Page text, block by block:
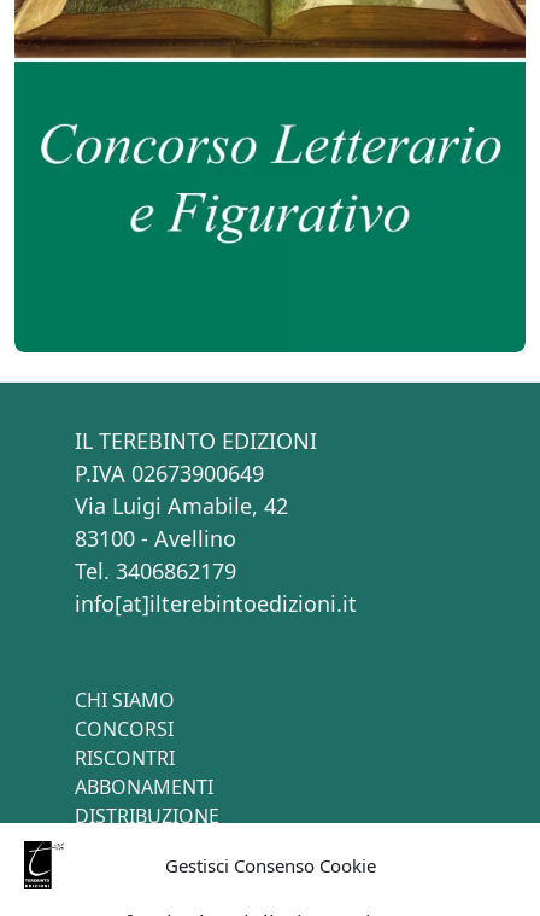
Gestisci Consenso Cookie
IL TEREBINTO EDIZIONI
P.IVA 02673900649
Via Luigi Amabile, 42
83100 - Avellino
Tel. 3406862179
info[at]ilterebintoedizioni.it
CHI SIAMO
CONCORSI
RISCONTRI
ABBONAMENTI
DISTRIBUZIONE